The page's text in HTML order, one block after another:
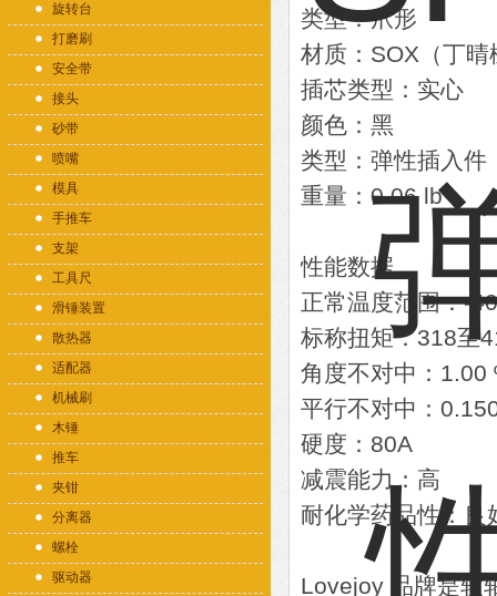
旋转台
打磨刷
安全带
接头
砂带
喷嘴
模具
手推车
支架
工具尺
滑锤装置
散热器
适配器
机械刷
木锤
推车
夹钳
分离器
螺栓
驱动器
类型：爪形
材质：SOX（丁晴
插芯类型：实心
颜色：黑
类型：弹性插入件
重量：0.06 lb
性能数据
正常温度范围：-
标称扭矩：318至
角度不对中：1.00
平行不对中：
硬度：80A
减震能力：高
耐化学药品性：良
Lovejoy 品牌是软